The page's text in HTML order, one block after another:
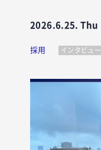
2026.6.25. Thu
採用 インタビュー